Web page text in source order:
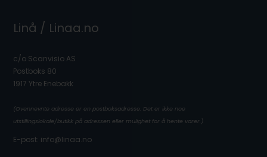
Linå / Linaa.no
c/o Scanvisio AS
Postboks 80
1917 Ytre Enebakk
(Ovennevnte adresse er en postboksadresse. Det er ikke noe
utstillingslokale/butikk på adressen eller mulighet for å hente varer.)
E-post: info@linaa.no